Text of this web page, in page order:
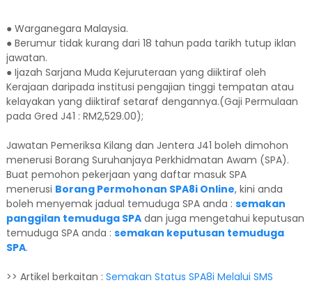
● Warganegara Malaysia.
● Berumur tidak kurang dari 18 tahun pada tarikh tutup iklan
jawatan.
● Ijazah Sarjana Muda Kejuruteraan yang diiktiraf oleh
Kerajaan daripada institusi pengajian tinggi tempatan atau
kelayakan yang diiktiraf setaraf dengannya.(Gaji Permulaan
pada Gred J41 : RM2,529.00);
Jawatan Pemeriksa Kilang dan Jentera J41 boleh dimohon
menerusi Borang Suruhanjaya Perkhidmatan Awam (SPA).
Buat pemohon pekerjaan yang daftar masuk SPA
menerusi Borang Permohonan SPA8i Online, kini anda
boleh menyemak jadual temuduga SPA anda : semakan
panggilan temuduga SPA dan juga mengetahui keputusan
temuduga SPA anda : semakan keputusan temuduga
SPA.
>> Artikel berkaitan : Semakan Status SPA8i Melalui SMS